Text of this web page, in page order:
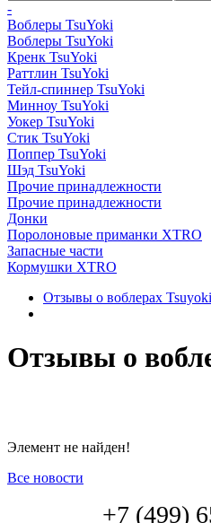
-
Воблеры TsuYoki
Воблеры TsuYoki
Кренк TsuYoki
Раттлин TsuYoki
Тейл-спиннер TsuYoki
Минноу TsuYoki
Уокер TsuYoki
Стик TsuYoki
Поппер TsuYoki
Шэд TsuYoki
Прочие принадлежности
Прочие принадлежности
Донки
Поролоновые приманки XTRO
Запасные части
Кормушки XTRO
Отзывы о воблерах Tsuyoki
Отзывы о
Элемент не найден!
Все новости
+7 (499)